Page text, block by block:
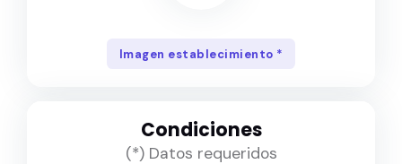
Transporte y Logística
Imagen establecimiento *
Condiciones
(*) Datos requeridos